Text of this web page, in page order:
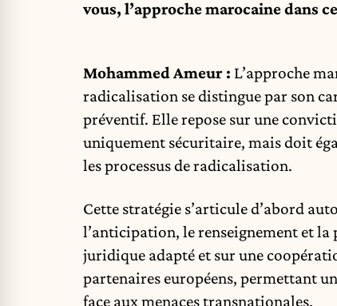
vous, l’approche marocaine dans
Mohammed Ameur : L’approche
radicalisation se distingue par son
préventif. Elle repose sur une
uniquement sécuritaire, mais doit
les processus de radicalisation.
Cette stratégie s’articule d’abord
l’anticipation, le renseignement et la
juridique adapté et sur une
partenaires européens, permettant
face aux menaces transnationales.